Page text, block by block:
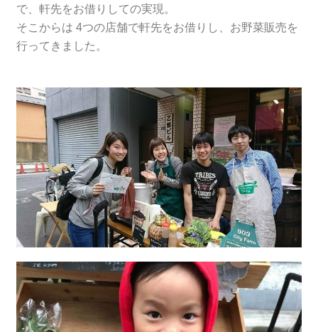
で、軒先をお借りしての実現。
そこからは 4つの店舗で軒先をお借りし、お野菜販売を
行ってきました。